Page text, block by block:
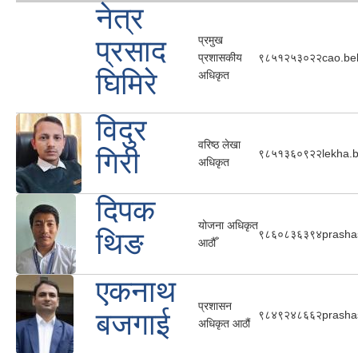
नेत्र
प्रसाद
घिमिरे
प्रमुख
प्रशासकीय
अधिकृत
९८५१२५३०२२
विदुर
गिरी
वरिष्ठ लेखा
अधिकृत
९८५१३६०९२२
दिपक
थिङ
योजना अधिकृत
आठौँ
९८६०८३६३९४
एकनाथ
बजगाई
प्रशासन
अधिकृत आठौं
९८४९२४८६६२